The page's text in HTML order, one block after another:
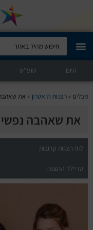
מבלים קלאב
הופעות היום
סטנדאפ
הצגות ילדים
הופעות חיות
מחזות זמר
היום סופ"ש
מבלים »הצגות תיאטרון » את
את שאהבה נפשי
לוח הצגות קרובות
טריילר ההצגה